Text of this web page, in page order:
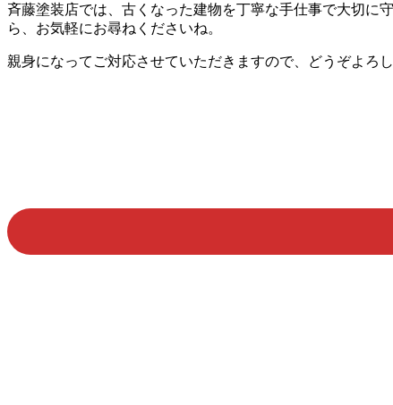
斉藤塗装店では、古くなった建物を丁寧な手仕事で大切に
ら、お気軽にお尋ねくださいね。
親身になってご対応させていただきますので、どうぞよろ